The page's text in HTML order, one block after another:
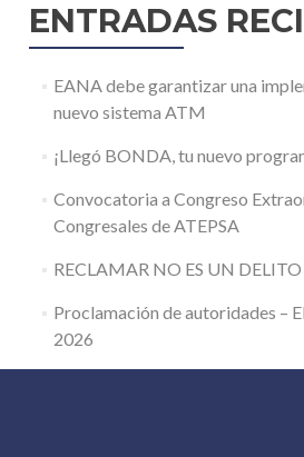
ENTRADAS
EANA debe garantizar una
nuevo sistema ATM
¡Llegó BONDA, tu nuevo
Convocatoria a Congreso
Congresales de ATEPSA
RECLAMAR NO ES UN DELITO
Proclamación de autoridades –
2026